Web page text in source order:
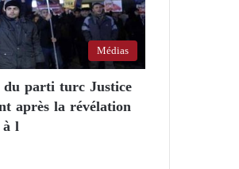
Médias
parti turc Justice
après la révélation
l